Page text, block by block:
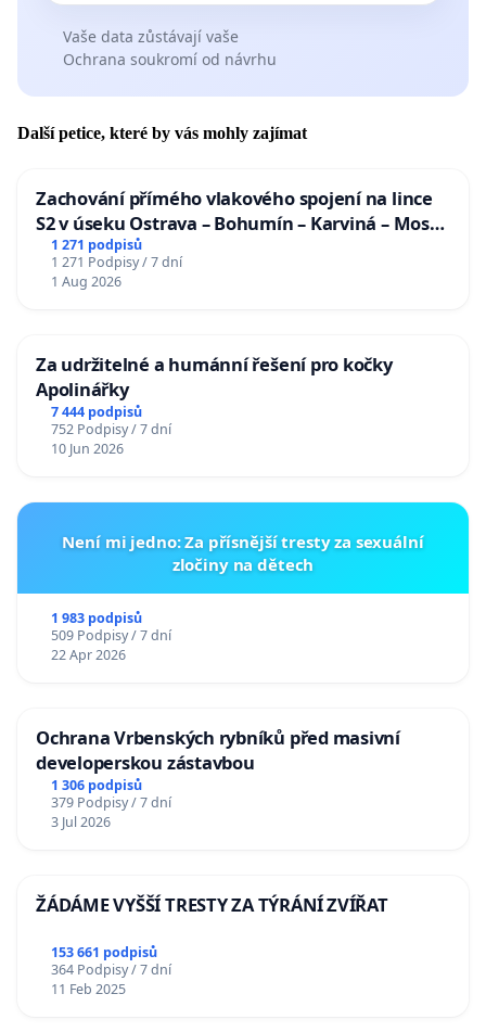
Vaše data zůstávají vaše
Ochrana soukromí od návrhu
Další petice, které by vás mohly zajímat
Zachování přímého vlakového spojení na lince
S2 v úseku Ostrava – Bohumín – Karviná – Mosty
u Jablunkova
1 271 podpisů
1 271 Podpisy / 7 dní
1 Aug 2026
Za udržitelné a humánní řešení pro kočky
Apolinářky
7 444 podpisů
752 Podpisy / 7 dní
10 Jun 2026
Není mi jedno: Za přísnější tresty za sexuální
zločiny na dětech
1 983 podpisů
509 Podpisy / 7 dní
22 Apr 2026
Ochrana Vrbenských rybníků před masivní
developerskou zástavbou
1 306 podpisů
379 Podpisy / 7 dní
3 Jul 2026
ŽÁDÁME VYŠŠÍ TRESTY ZA TÝRÁNÍ ZVÍŘAT
153 661 podpisů
364 Podpisy / 7 dní
11 Feb 2025